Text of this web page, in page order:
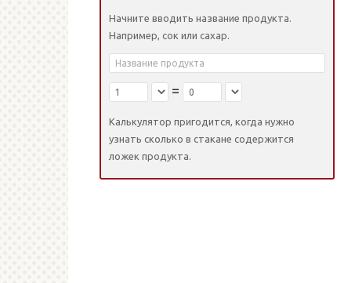
Начните вводить название продукта.
Например, сок или сахар.
=
Калькулятор пригодится, когда нужно
узнать сколько в стакане содержится
ложек продукта.